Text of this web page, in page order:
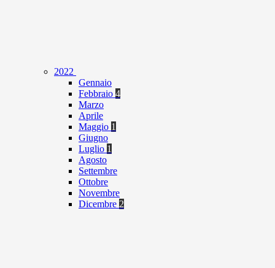
2022
Gennaio
Febbraio 4
Marzo
Aprile
Maggio 1
Giugno
Luglio 1
Agosto
Settembre
Ottobre
Novembre
Dicembre 2